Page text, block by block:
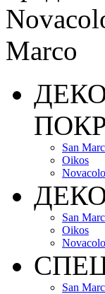
San
Oikos
San
Oikos
San